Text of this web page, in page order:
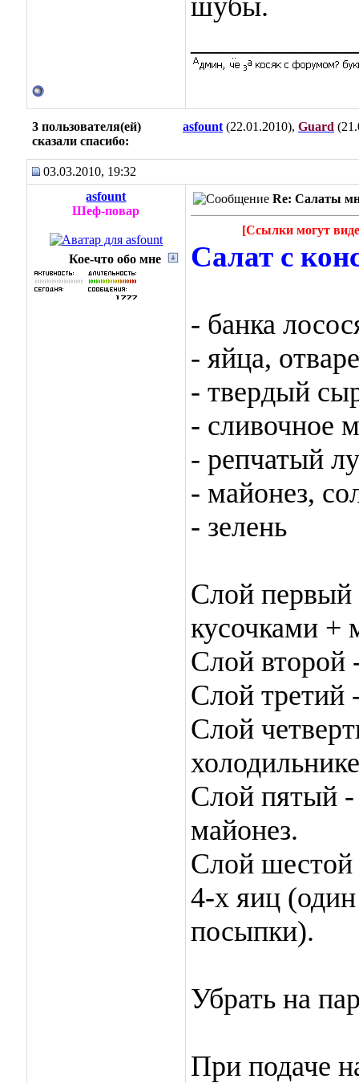
шубы.
3 пользователя(ей)
сказали cпасибо:
asfount (22.01.2010), Guard
03.03.2010, 19:32
asfount
Шеф-повар
Кое-что обо мне
Re: Салаты
[Ссылки могут
Салат с
- банка
- яйца,
- твердый
- сливочное
- репчатый
- майонез,
- зелень
Слой первый
кусочками +
Слой второй
Слой третий
Слой
Слой пятый -
майонез.
Слой шестой
4-х яиц
посыпки).
Убрать на
При подаче